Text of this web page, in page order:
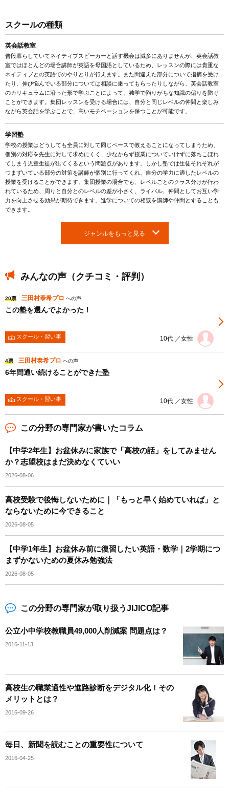
スクールの種類
英会話教室
普段暮らしていてネイティブスピーカーと話す機会は滅多にありませんが、英会話教
室ではほとんどの場合講師が英語を母国語としているため、レッスンの際には貴重な
ネイティブとの英語でのやりとりが行えます。また間違えた部分について指摘を受け
たり、伸び悩んでいる部分については相談に乗ってもらったりしながら、英会話教室
のカリキュラムに沿った形で学ぶことによって、独学で陥りがちな知識の偏りを防ぐ
ことができます。集団レッスンを受ける場合には、自分と同じレベルの仲間と楽しみ
ながら英会話を学ぶことで、高いモチベーションを保つことが可能です。
学習塾
学校の授業はどうしても全員に対して同じペースで教えることになってしまうため、
個別の対応を先生に対して求めにくく、少なからず授業についていけずに落ちこぼれ
てしまう児童生徒が出てくるという問題点があります。しかし塾では生徒それぞれが
つまずいている部分の対策を講師が個別に行ってくれ、自分の学力に適したレベルの
授業を受けることができます。集団授業の場合でも、レベルごとのクラス分けが行わ
れているため、周りと自分とのレベルの差が小さく、ライバル、仲間としてお互い学
力を向上させる効果が期待できます。進学についての相談を講師や仲間とすることも
できます。
ジャンルをもっと見る
みんなの声（クチコミ・評判）
20票 三田村泰希プロ への声
この塾を選んでよかった！
スクール・習い事 10代 ／女性
4票 三田村泰希プロ への声
6年間通い続けることができた塾
スクール・習い事 10代 ／女性
この分野の専門家が書いたコラム
【中学2年生】お盆休みに家族で「高校の話」をしてみません
か？志望校はまだ決めなくていい
2026-08-06
高校受験で後悔しないために｜「もっと早く始めていれば」と
ならないために今できること
2026-08-05
【中学1年生】お盆休み前に復習したい英語・数学｜2学期につ
まずかないための夏休み勉強法
2026-08-05
この分野の専門家が取り扱うJIJICO記事
公立小中学校教職員49,000人削減案 問題点は？
2016-11-13
高校生の職業適性や進路診断をデジタル化！その
メリットとは？
2016-09-26
毎日、新聞を読むことの重要性について
2016-04-25